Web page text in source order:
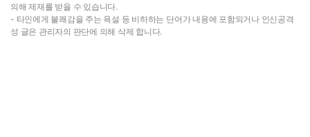
의해 제재를 받을 수 있습니다.
- 타인에게 불쾌감을 주는 욕설 등 비하하는 단어가 내용에 포함되거나 인신공격
성 글은 관리자의 판단에 의해 삭제 합니다.